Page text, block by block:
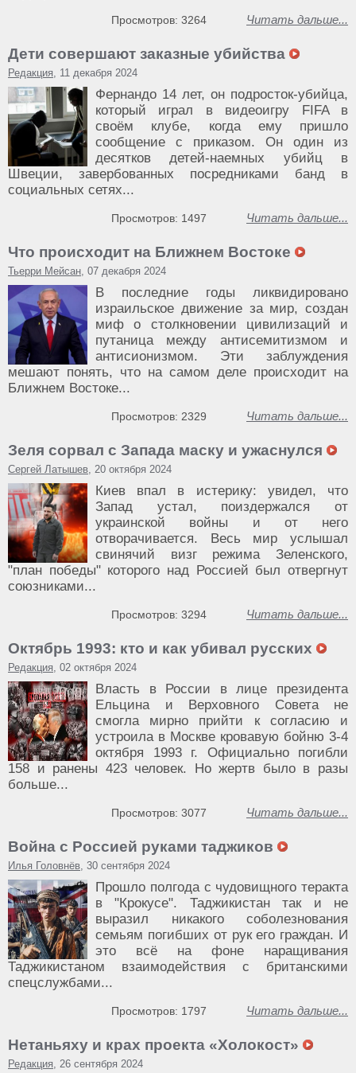
Читать дальше...
Просмотров: 3264
Дети совершают заказные убийства
Редакция, 11 декабря 2024
Фернандо 14 лет, он подросток-убийца,
который играл в видеоигру FIFA в
своём клубе, когда ему пришло
сообщение с приказом. Он один из
десятков детей-наемных убийц в
Швеции, завербованных посредниками банд в
социальных сетях...
Читать дальше...
Просмотров: 1497
Что происходит на Ближнем Востоке
Тьерри Мейсан, 07 декабря 2024
В последние годы ликвидировано
израильское движение за мир, создан
миф о столкновении цивилизаций и
путаница между антисемитизмом и
антисионизмом. Эти заблуждения
мешают понять, что на самом деле происходит на
Ближнем Востоке...
Читать дальше...
Просмотров: 2329
Зеля сорвал с Запада маску и ужаснулся
Сергей Латышев, 20 октября 2024
Киев впал в истерику: увидел, что
Запад устал, поиздержался от
украинской войны и от него
отворачивается. Весь мир услышал
свинячий визг режима Зеленского,
"план победы" которого над Россией был отвергнут
союзниками...
Читать дальше...
Просмотров: 3294
Октябрь 1993: кто и как убивал русских
Редакция, 02 октября 2024
Власть в России в лице президента
Ельцина и Верховного Совета не
смогла мирно прийти к согласию и
устроила в Москве кровавую бойню 3-4
октября 1993 г. Официально погибли
158 и ранены 423 человек. Но жертв было в разы
больше...
Читать дальше...
Просмотров: 3077
Война с Россией руками таджиков
Илья Головнёв, 30 сентября 2024
Прошло полгода с чудовищного теракта
в "Крокусе". Таджикистан так и не
выразил никакого соболезнования
семьям погибших от рук его граждан. И
это всё на фоне наращивания
Таджикистаном взаимодействия с британскими
спецслужбами...
Читать дальше...
Просмотров: 1797
Нетаньяху и крах проекта «Холокост»
Редакция, 26 сентября 2024